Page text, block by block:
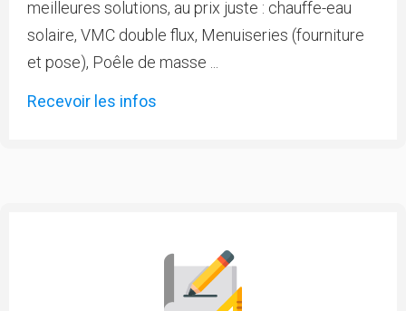
meilleures solutions, au prix juste : chauffe-eau
solaire, VMC double flux, Menuiseries (fourniture
et pose), Poêle de masse ...
Recevoir les infos